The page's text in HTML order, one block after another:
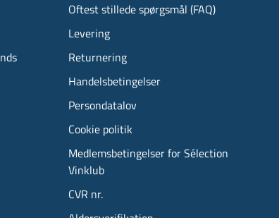
Oftest stillede spørgsmål (FAQ)
Levering
Returnering
Handelsbetingelser
Persondatalov
Cookie politik
Medlemsbetingelser for Sélection
Vinklub
CVR nr.